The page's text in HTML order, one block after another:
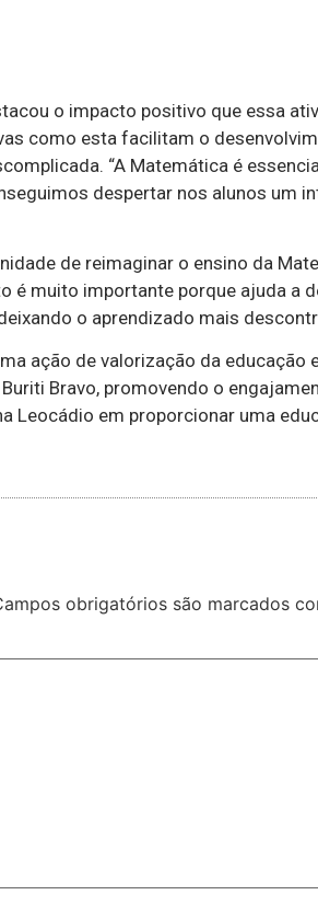
o impacto positivo que essa
como esta facilitam o
“A Matemática é
despertar nos alunos um
de reimaginar o ensino da
é muito importante porque ajuda a
o aprendizado mais
ação de valorização da educação
Bravo, promovendo o
Leocádio em proporcionar uma
obrigatórios são marcados